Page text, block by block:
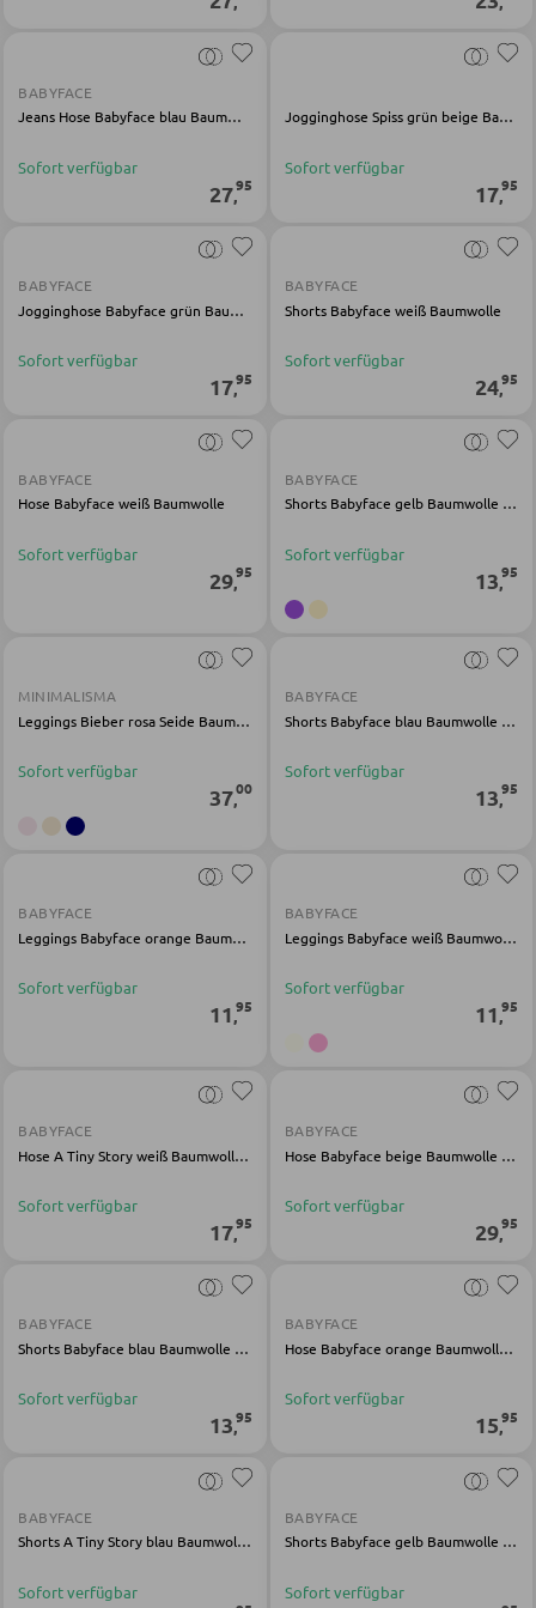
Herrendiener
Garderoben Kommoden
Garderobenständer
Garderobenschränke
Garderobenserien
Schlüsselboards und Kästen
Schirmständer
SCHUHAUFBEWAHRUNG
Schuhschränke
Schuhkipper
KINDERMÖBEL
Kinderbetten
Kinderkleiderschränke
Kinderschreibtische
Kinderzimmerleuchten
Sonstige Kindermöbel
JUGENDZIMMER
Jugendbetten
Komplette Kinder- und Jugendzimmer
SCHREIBTISCHE
Eckschreibtische
Schreibtischkombinationen
BABYFACE
Jeans Hose Babyface blau Baumwolle Polyester Elasthan
Sofort verfügbar
27,95
Jogginghose Spiss grün beige Baumwolle
Sofort verfügbar
17,95
BABYFACE
Jogginghose Babyface grün Baumwolle Elasthan
Sofort verfügbar
17,95
BABYFACE
Shorts Babyface weiß Baumwolle
Sofort verfügbar
24,95
BABYFACE
Hose Babyface weiß Baumwolle
Sofort verfügbar
29,95
BABYFACE
Shorts Babyface gelb Baumwolle Elasthan
Sofort verfügbar
13 ,95
MINIMALISMA
Leggings Bieber rosa Seide Baumwolle
Sofort verfügbar
37,00
BABYFACE
Shorts Babyface blau Baumwolle Elasthan
Sofort verfügbar
13,95
BABYFACE
Leggings Babyface orange Baumwolle
Sofort verfügbar
11,95
BABYFACE
Leggings Babyface weiß Baumwolle Elasthan
Sofort verfügbar
11,95
BABYFACE
Hose A Tiny Story weiß Baumwolle Modal
Sofort verfügbar
17,95
BABYFACE
Hose Babyface beige Baumwolle Elasthan
Sofort verfügbar
29,95
BABYFACE
Shorts Babyface blau Baumwolle Elasthan
Sofort verfügbar
13,95
BABYFACE
Hose Babyface orange Baumwolle Elasthan
Sofort verfügbar
15,95
BABYFACE
Shorts A Tiny Story blau Baumwolle Polyester
Sofort verfügbar
BABYFACE
Shorts Babyface gelb Baumwolle Polyester
Sofort verfügbar